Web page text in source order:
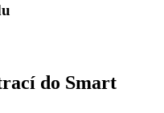
do Smart